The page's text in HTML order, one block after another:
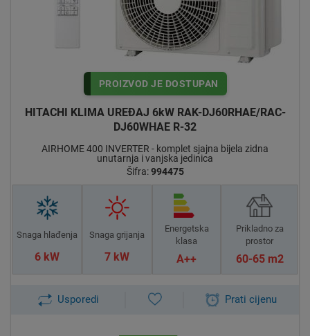
PROIZVOD JE DOSTUPAN
HITACHI KLIMA UREĐAJ 6kW RAK-DJ60RHAE/RAC-
DJ60WHAE R-32
AIRHOME 400 INVERTER - komplet sjajna bijela zidna
unutarnja i vanjska jedinica
Šifra:994475
Snaga hlađenja
6 kW
Snaga grijanja
7 kW
Energetska
klasa
A++
Prikladno za
prostor
60-65 m2
Usporedi Prati cijenu